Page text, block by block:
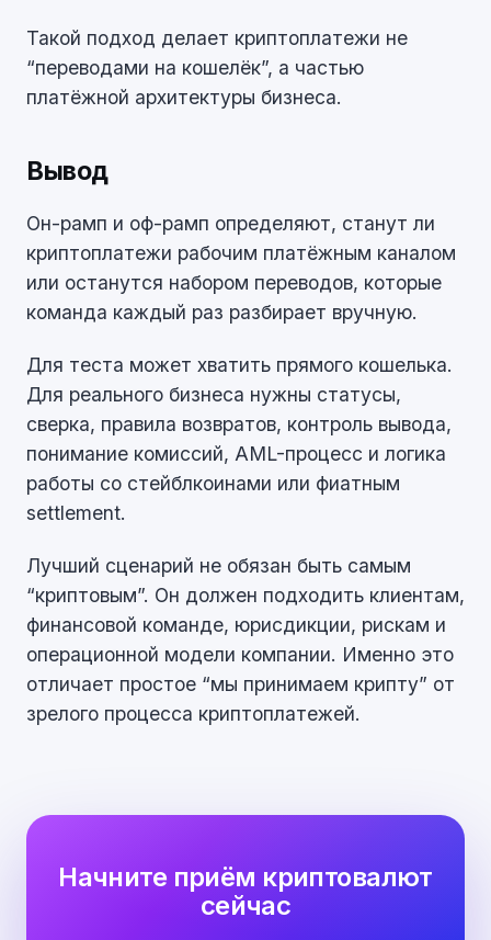
Такой подход делает криптоплатежи не
“переводами на кошелёк”, а частью
платёжной архитектуры бизнеса.
Вывод
Он-рамп и оф-рамп определяют, станут ли
криптоплатежи рабочим платёжным каналом
или останутся набором переводов, которые
команда каждый раз разбирает вручную.
Для теста может хватить прямого кошелька.
Для реального бизнеса нужны статусы,
сверка, правила возвратов, контроль вывода,
понимание комиссий, AML-процесс и логика
работы со стейблкоинами или фиатным
settlement.
Лучший сценарий не обязан быть самым
“криптовым”. Он должен подходить клиентам,
финансовой команде, юрисдикции, рискам и
операционной модели компании. Именно это
отличает простое “мы принимаем крипту” от
зрелого процесса криптоплатежей.
Начните приём криптовалют
сейчас